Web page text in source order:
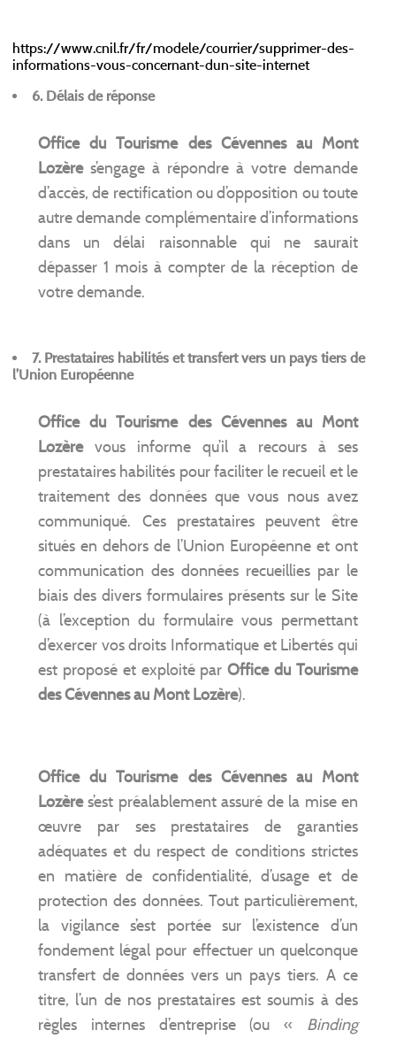
https://www.cnil.fr/fr/modele/courrier/supprimer-des-
informations-vous-concernant-dun-site-internet
6. Délais de réponse
Office du Tourisme des Cévennes au Mont
Lozères’engage à répondre à votre demande
d’accès, de rectification ou d’opposition ou toute
autre demande complémentaire d’informations
dans un délai raisonnable qui ne saurait
dépasser 1 mois à compter de la réception de
votre demande.
7. Prestataires habilités et transfert vers un pays tiers de
l’Union Européenne
Office du Tourisme des Cévennes au Mont
Lozèrevous informe qu’il a recours à ses
prestataires habilités pour faciliter le recueil et le
traitement des données que vous nous avez
communiqué. Ces prestataires peuvent être
situés en dehors de l’Union Européenne et ont
communication des données recueillies par le
biais des divers formulaires présents sur le Site
(à l’exception du formulaire vous permettant
d’exercer vos droits Informatique et Libertés qui
est proposé et exploité parOffice du Tourisme
des Cévennes au Mont Lozère).
Office du Tourisme des Cévennes au Mont
Lozères’est préalablement assuré de la mise en
œuvre par ses prestataires de garanties
adéquates et du respect de conditions strictes
en matière de confidentialité, d’usage et de
protection des données. Tout particulièrement,
la vigilance s’est portée sur l’existence d’un
fondement légal pour effectuer un quelconque
transfert de données vers un pays tiers. A ce
titre, l’un de nos prestataires est soumis à des
règles internes d’entreprise (ou « Binding